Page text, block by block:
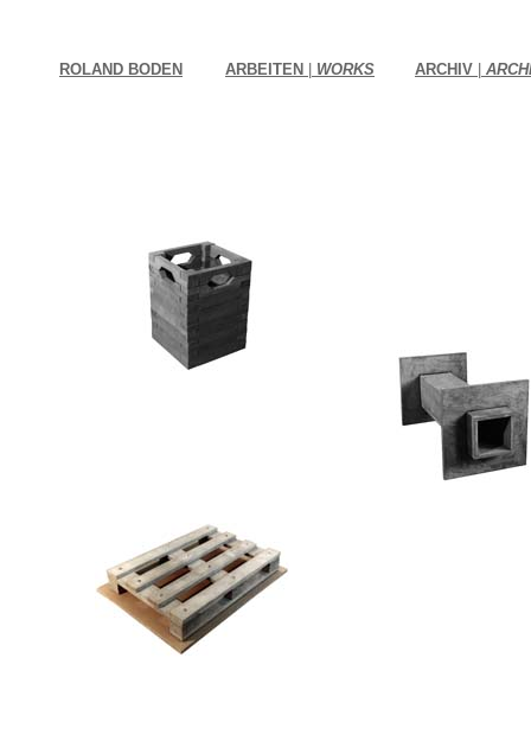
ROLAND BODEN ARBEITEN WORKS ARCHIV